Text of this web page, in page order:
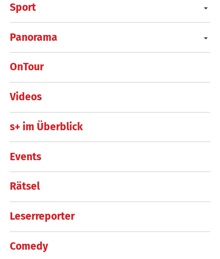
Sport
Panorama
OnTour
Videos
s+ im Überblick
Events
Rätsel
Leserreporter
Comedy